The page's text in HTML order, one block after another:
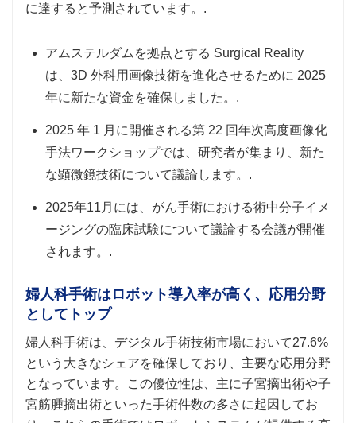
に達すると予測されています。.
アムステルダムを拠点とする Surgical Reality
は、3D 外科用画像技術を進化させるために 2025
年に新たな資金を確保しました。.
2025 年 1 月に開催される第 22 回年次高度画像化
手法ワークショップでは、研究者が集まり、新た
な顕微鏡技術について議論します。.
2025年11月には、がん手術における術中分子イメ
ージングの臨床試験について議論する会議が開催
されます。.
婦人科手術はロボット導入率が高く、応用分野
としてトップ
婦人科手術は、デジタル手術技術市場において27.6%
という大きなシェアを確保しており、主要な応用分野
となっています。この優位性は、主に子宮摘出術や子
宮筋腫摘出術といった手術件数の多さに起因してお